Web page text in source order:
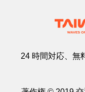
24 時間対応、無